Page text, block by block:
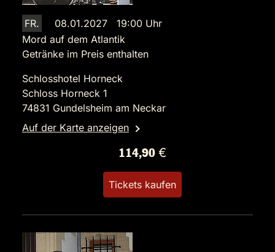
FR.
08.01.2027 19:00 Uhr
Mord auf dem Atlantik
Getränke im Preis enthalten
Schlosshotel Horneck
Schloss Horneck 1
74831 Gundelsheim am Neckar
Auf der Karte anzeigen
114,90 €
Tickets kaufen